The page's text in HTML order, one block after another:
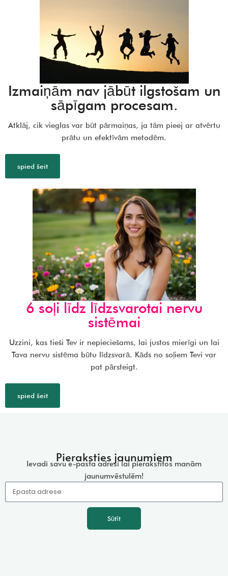
Izmaiņām nav jābūt ilgstošam un
sāpīgam procesam.
Atklāj, cik vieglas var būt pārmaiņas, ja tām pieej ar atvērtu
prātu un efektīvām metodēm.
spied šeit
6 soļi līdz līdzsvarotai nervu
sistēmai
Uzzini, kas tieši Tev ir nepieciešams, lai justos mierīgi un lai
Tava nervu sistēma būtu līdzsvarā. Kāds no soļiem Tevi var
pat pārsteigt.
spied šeit
Pieraksties jaunumiem
Ievadi savu e-pasta adresi lai pierakstītos manām
jaunumvēstulēm!
Sūtīt